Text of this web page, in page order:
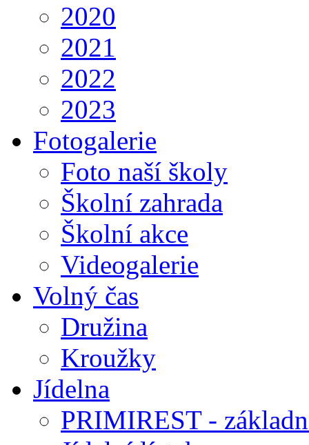
2020
2021
2022
2023
Fotogalerie
Foto naší školy
Školní zahrada
Školní akce
Videogalerie
Volný čas
Družina
Kroužky
Jídelna
PRIMIREST -